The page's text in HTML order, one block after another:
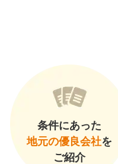
条件にあった
地元の優良会社を
ご紹介